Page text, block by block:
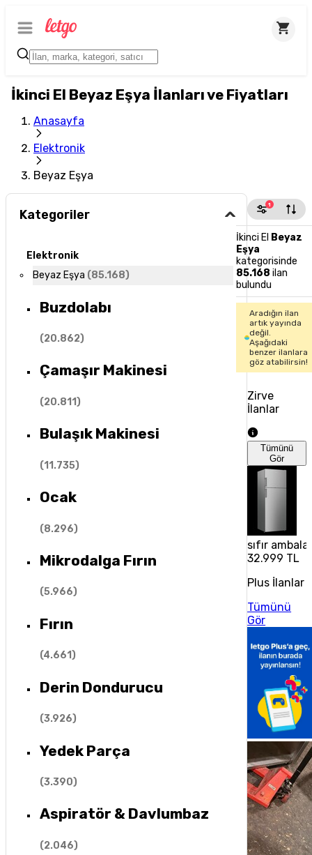
İkinci El Beyaz Eşya İlanları ve Fiyatları
Anasayfa
Elektronik
Beyaz Eşya
Kategoriler
Elektronik
Beyaz Eşya (85.168)
Buzdolabı
(20.862)
Çamaşır Makinesi
(20.811)
Bulaşık Makinesi
(11.735)
Ocak
(8.296)
Mikrodalga Fırın
(5.966)
Fırın
(4.661)
Derin Dondurucu
(3.926)
Yedek Parça
(3.390)
Aspiratör & Davlumbaz
(2.046)
1
İkinci El Beyaz
Eşya
kategorisinde
85.168 ilan
bulundu
Aradığın ilan
artık yayında
değil.
Aşağıdaki
benzer ilanlara
göz atabilirsin!
Zirve
İlanlar
Tümünü
Gör
sıfır
32.999 TL
Plus İlanlar
Tümünü
Gör